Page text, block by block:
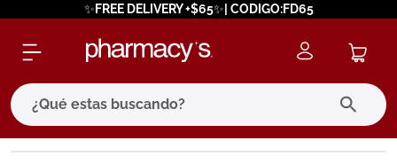
✨FREE DELIVERY +$65✨| CODIGO:FD65
¿Qué estas buscando?
términos más buscados